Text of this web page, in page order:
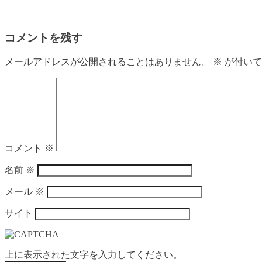
コメントを残す
メールアドレスが公開されることはありません。 ※ が付い
コメント ※
名前 ※
メール ※
サイト
上に表示された文字を入力してください。